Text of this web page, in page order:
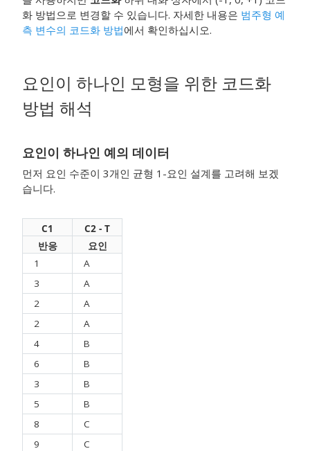
화 방법으로 변경할 수 있습니다. 자세한 내용은 범주형 예
측 변수의 코드화 방법에서 확인하십시오.
요인이 하나인 모형을 위한 코드화
방법 해석
요인이 하나인 예의 데이터
먼저 요인 수준이 3개인 균형 1-요인 설계를 고려해 보겠
습니다.
C1
C2 - T
반응
요인
1
A
3
A
2
A
2
A
4
B
6
B
3
B
5
B
8
C
9
C